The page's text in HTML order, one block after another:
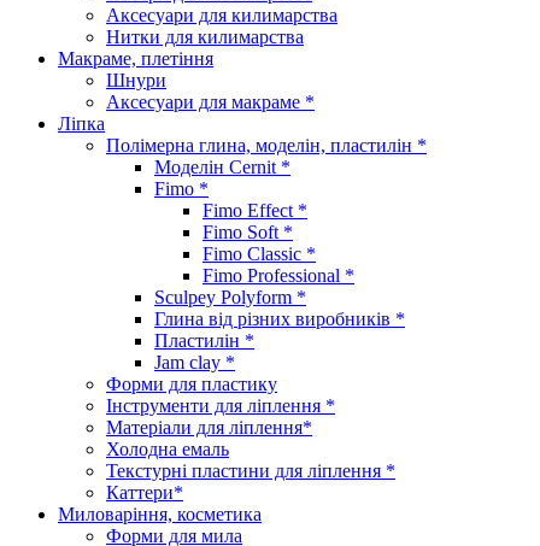
Аксесуари для килимарства
Нитки для килимарства
Макраме, плетіння
Шнури
Аксесуари для макраме *
Ліпка
Полімерна глина, моделін, пластилін *
Моделін Cernit *
Fimo *
Fimo Effect *
Fimo Soft *
Fimo Classic *
Fimo Professional *
Sculpey Polyform *
Глина від різних виробників *
Пластилін *
Jam clay *
Форми для пластику
Інструменти для ліплення *
Матеріали для ліплення*
Холодна емаль
Текстурні пластини для ліплення *
Каттери*
Миловаріння, косметика
Форми для мила